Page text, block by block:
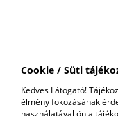
Cookie / Süti
Kedves Látogató!
élmény fokozásának
használatával ön a
VAS VÁRMEGYEI
KERESKEDELMI ÉS
COPYRIGHT © 2018 - 2026